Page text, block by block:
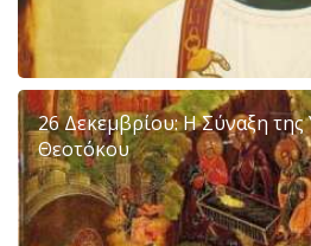
26 Δεκεμβρίου: Η Σύναξη της
Θεοτόκου